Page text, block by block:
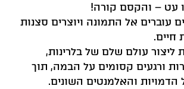
עט – והקסם קורה!
עוברים אל התמונה ויוצרים סצנות
חיים.
עולם שלם של בלרינות,
ורגעים קסומים על הבמה, תוך
הדמויות והאלמנטים השונים.